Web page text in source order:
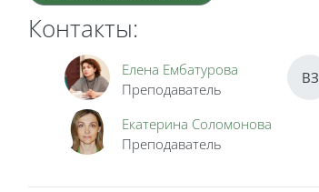
Контакты:
Елена Ембатурова
Преподаватель
ВЗ
Екатерина Соломонова
Преподаватель